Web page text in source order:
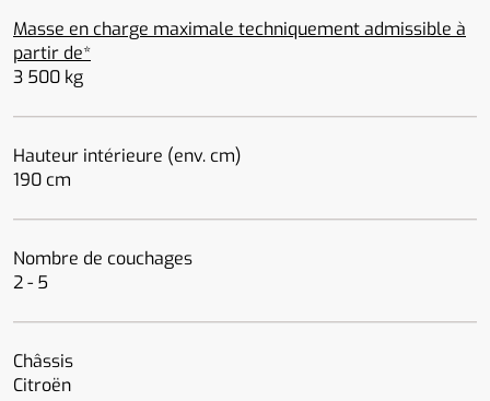
Masse en charge maximale techniquement admissible à
partir de*
3 500 kg
Hauteur intérieure (env. cm)
190 cm
Nombre de couchages
2 - 5
Châssis
Citroën